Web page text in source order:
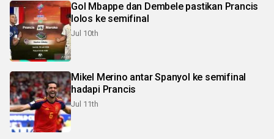
Gol Mbappe dan Dembele pastikan Prancis
lolos ke semifinal
Jul 10th
Mikel Merino antar Spanyol ke semifinal
hadapi Prancis
Jul 11th